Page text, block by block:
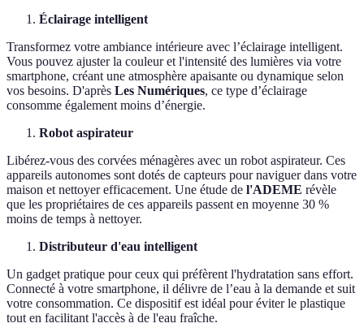
Éclairage intelligent
Transformez votre ambiance intérieure avec l’éclairage intelligent.
Vous pouvez ajuster la couleur et l'intensité des lumières via votre
smartphone, créant une atmosphère apaisante ou dynamique selon
vos besoins. D'après Les Numériques, ce type d’éclairage
consomme également moins d’énergie.
Robot aspirateur
Libérez-vous des corvées ménagères avec un robot aspirateur. Ces
appareils autonomes sont dotés de capteurs pour naviguer dans votre
maison et nettoyer efficacement. Une étude de l'ADEME révèle
que les propriétaires de ces appareils passent en moyenne 30 %
moins de temps à nettoyer.
Distributeur d'eau intelligent
Un gadget pratique pour ceux qui préfèrent l'hydratation sans effort.
Connecté à votre smartphone, il délivre de l’eau à la demande et suit
votre consommation. Ce dispositif est idéal pour éviter le plastique
tout en facilitant l'accès à de l'eau fraîche.